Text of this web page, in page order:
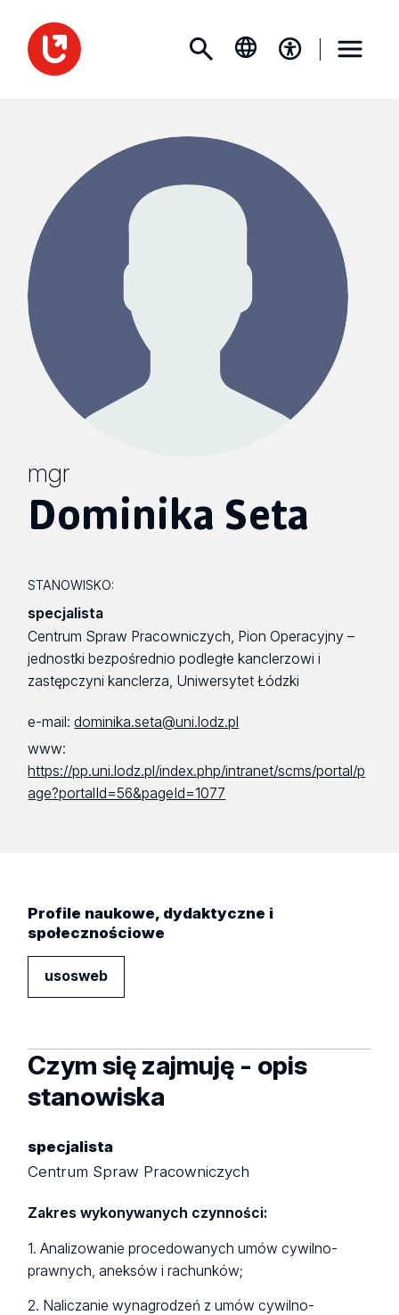
mgr
Dominika Seta
STANOWISKO:
specjalista
Centrum Spraw Pracowniczych, Pion Operacyjny –
jednostki bezpośrednio podległe kanclerzowi i
zastępczyni kanclerza, Uniwersytet Łódzki
e-mail:dominika.seta@uni.lodz.pl
www:
https://pp.uni.lodz.pl/index.php/intranet/scms/portal/p
age?portalId=56&pageId=1077
Profile naukowe, dydaktyczne i
społecznościowe
usosweb
Czym się zajmuję - opis
stanowiska
specjalista
Centrum Spraw Pracowniczych
Zakres wykonywanych czynności:
1. Analizowanie procedowanych umów cywilno-
prawnych, aneksów i rachunków;
2. Naliczanie wynagrodzeń z umów cywilno-